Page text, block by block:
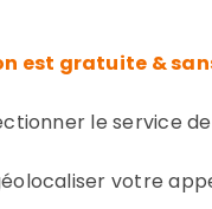
est gratuite &
le service
votre